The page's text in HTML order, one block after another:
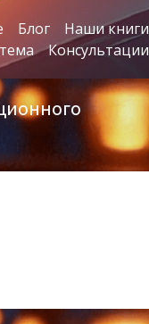
Блог
Наши книги
Консультации